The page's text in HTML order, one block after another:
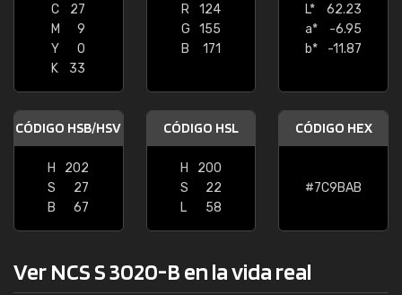
C
27
M
9
Y
0
K
33
R
124
G
155
B
171
L*
62.23
a*
-6.95
b*
-11.87
CÓDIGO HSB/HSV
H
202
S
27
B
67
CÓDIGO HSL
H
200
S
22
L
58
CÓDIGO HEX
#7C9BAB
Ver NCS S 3020-B en la vida real